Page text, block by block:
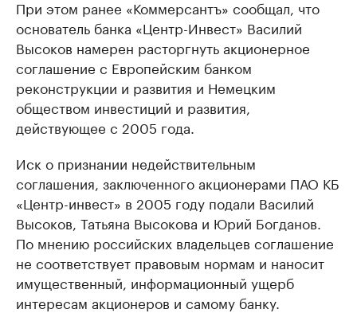
При этом ранее «Коммерсантъ» сообщал, что
основатель банка «Центр-Инвест» Василий
Высоков намерен расторгнуть акционерное
соглашение с Европейским банком
реконструкции и развития и Немецким
обществом инвестиций и развития,
действующее с 2005 года.
Иск о признании недействительным
соглашения, заключенного акционерами ПАО КБ
«Центр-инвест» в 2005 году подали Василий
Высоков, Татьяна Высокова и Юрий Богданов.
По мнению российских владельцев соглашение
не соответствует правовым нормам и наносит
имущественный, информационный ущерб
интересам акционеров и самому банку.